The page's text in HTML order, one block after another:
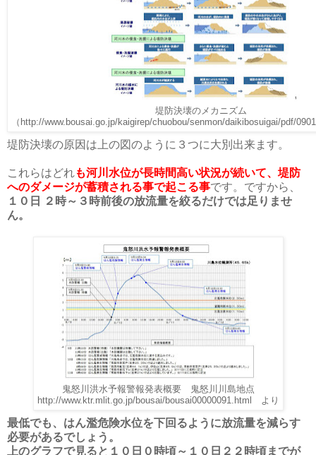
堤防決壊のメカニズム
（http://www.bousai.go.jp/kaigirep/chuobou/senmon/daikibosuigai/pdf/
堤防決壊の原因は上の図のように３つに大別出来ます。
これらはどれも河川水位が長時間高い状況が続いて、堤防
へのダメージが蓄積される事で起こる事です。ですから、
１０日 ２時～３時前後の放流量を絞るだけでは足りませ
ん。
鬼怒川洪水予報警報発表概要 鬼怒川川島地点
http://www.ktr.mlit.go.jp/bousai/bousai00000091.html より
最低でも、はん濫危険水位を下回るように放流量を減らす
必要があるでしょう。
上のグラフで見ると１０日０時頃～１０日２２時頃までが